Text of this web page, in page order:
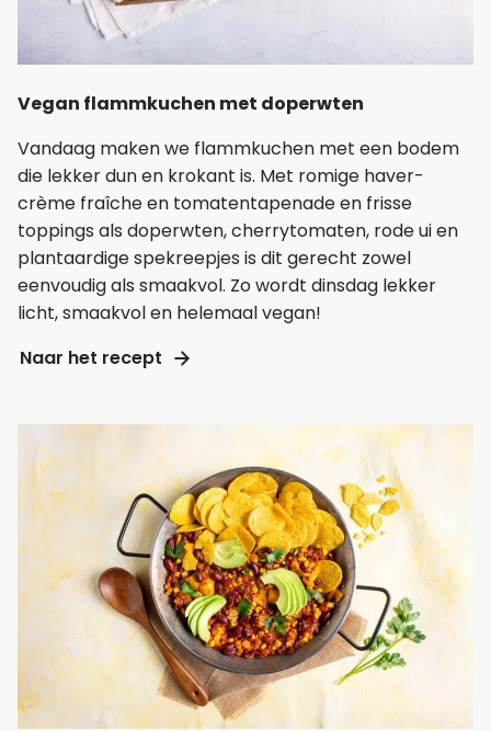
Vegan flammkuchen met doperwten
Vandaag maken we flammkuchen met een bodem
die lekker dun en krokant is. Met romige haver-
crème fraîche en tomatentapenade en frisse
toppings als doperwten, cherrytomaten, rode ui en
plantaardige spekreepjes is dit gerecht zowel
eenvoudig als smaakvol. Zo wordt dinsdag lekker
licht, smaakvol en helemaal vegan!
Naar het recept